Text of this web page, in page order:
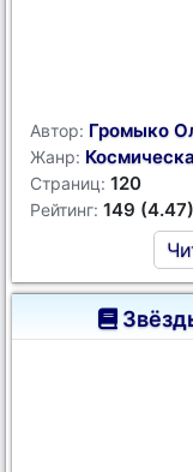
Автор: Громыко
Жанр:
Страниц: 120
Рейтинг: 149 (4.47)